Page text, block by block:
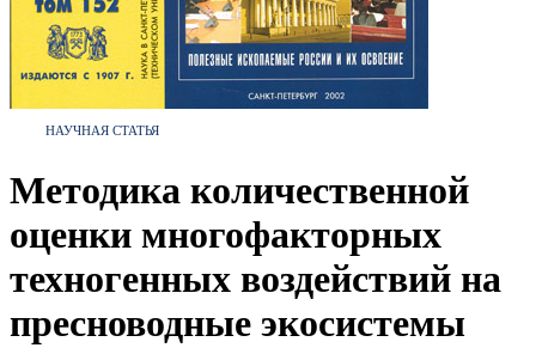
НАУЧНАЯ СТАТЬЯ
Методика количественной
оценки многофакторных
техногенных воздействий на
пресноводные экосистемы